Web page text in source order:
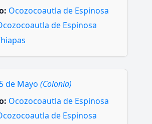
Ocozocoautla de Espinosa
de Espinosa
5 de Mayo (Colonia)
Ocozocoautla de Espinosa
de Espinosa